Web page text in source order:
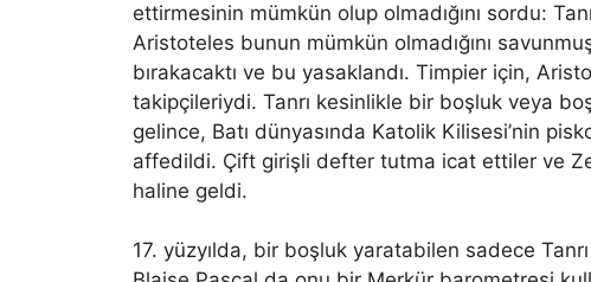
ettirmesinin mümkün olup olmadığını sordu:
Aristoteles bunun mümkün olmadığını
bırakacaktı ve bu yasaklandı. Timpier için,
takipçileriydi. Tanrı kesinlikle bir boşluk veya
gelince, Batı dünyasında Katolik Kilisesi’nin
affedildi. Çift girişli defter tutma icat ettiler ve
haline geldi.
17. yüzyılda, bir boşluk yaratabilen sadece